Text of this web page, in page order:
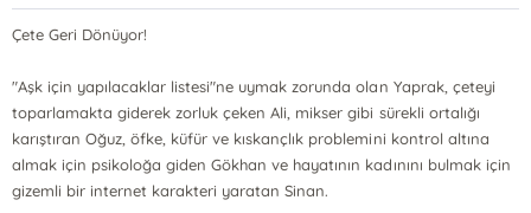
Çete Geri Dönüyor!
"Aşk için yapılacaklar listesi"ne uymak zorunda olan Yaprak, çeteyi
toparlamakta giderek zorluk çeken Ali, mikser gibi sürekli ortalığı
karıştıran Oğuz, öfke, küfür ve kıskançlık problemini kontrol altına
almak için psikoloğa giden Gökhan ve hayatının kadınını bulmak için
gizemli bir internet karakteri yaratan Sinan.